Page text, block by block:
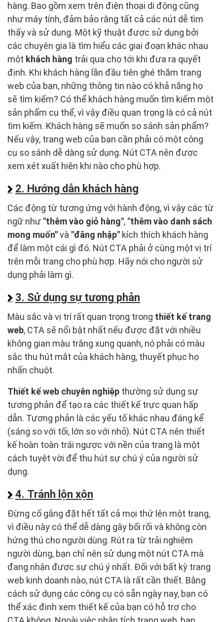
hàng. Bao gồm xem trên điện thoại di động cũng
như máy tính, đảm bảo rằng tất cả các nút dễ tìm
thấy và sử dụng. Một kỹ thuật được sử dụng bởi
các chuyên gia là tìm hiểu các giai đoạn khác nhau
một khách hàng trải qua cho tới khi đưa ra quyết
định. Khi khách hàng lần đầu tiên ghé thăm trang
web của bạn, những thông tin nào có khả năng họ
sẽ tìm kiếm? Có thể khách hàng muốn tìm kiếm một
sản phẩm cụ thể, vì vậy điều quan trọng là có cả nút
tìm kiếm. Khách hàng sẽ muốn so sánh sản phẩm?
Nếu vậy, trang web của bạn cần phải có một công
cụ so sánh dễ dàng sử dụng. Nút CTA nên được
xem xét xuất hiện khi nào cho phù hợp.
2. Hướng dẫn khách hàng
Các động từ tương ứng với hành động, vì vậy các từ
ngữ như "thêm vào giỏ hàng", "thêm vào danh sách
mong muốn"và "đăng nhập" kích thích khách hàng
để làm một cái gì đó. Nút CTA phải ở cùng một vị trí
trên mỗi trang cho phù hợp. Hãy nói cho người sử
dụng phải làm gì.
3. Sử dụng sự tương phản
Màu sắc và vị trí rất quan trọng trong thiết kế trang
web, CTA sẽ nổi bật nhất nếu được đặt với nhiều
không gian màu trắng xung quanh, nó phải có màu
sắc thu hút mắt của khách hàng, thuyết phục họ
nhấn chuột.
Thiết kế web chuyên nghiệp thường sử dụng sự
tương phản để tạo ra các thiết kế trực quan hấp
dẫn. Tương phản là các yếu tố khác nhau đáng kể
(sáng so với tối, lớn so với nhỏ). Nút CTA nên thiết
kế hoàn toàn trái ngược với nền của trang là một
cách tuyệt vời để thu hút sự chú ý của người sử
dụng.
4. Tránh lộn xộn
Đừng cố gắng đặt hết tất cả mọi thứ lên một trang,
vì điều này có thể dễ dàng gây bối rối và không còn
hứng thú cho người dùng. Rút ra từ trải nghiệm
người dùng, bạn chỉ nên sử dụng một nút CTA mà
đang nhận được sự chú ý nhất. Đối với bất kỳ trang
web kinh doanh nào, nút CTA là rất cần thiết. Bằng
cách sử dụng các công cụ có sẵn ngày nay, bạn có
thể xác định xem thiết kế của bạn có hỗ trợ cho